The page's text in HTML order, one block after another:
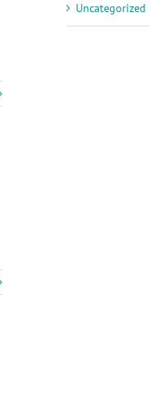
Uncategorized